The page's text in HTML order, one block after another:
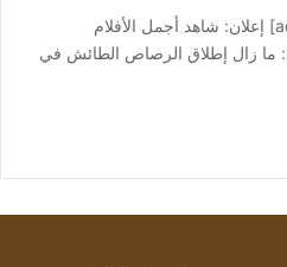
من صحيفة اشراق العالم 24:[ad_1] إعلان: شاهد أجمل الأفلام
بتجــرد: ما زال إطلاق الرصاص الطائش في